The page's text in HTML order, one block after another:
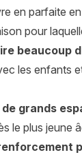
en parfaite
pour
beaucoup
les enfants
grands
le plus jeune